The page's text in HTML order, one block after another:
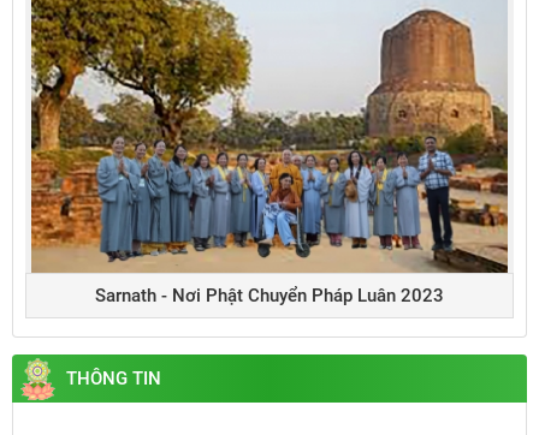
Sarnath - Nơi Phật Chuyển Pháp Luân 2023
THÔNG TIN